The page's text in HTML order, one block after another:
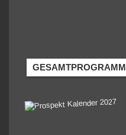
GESAMTPROGRAMM